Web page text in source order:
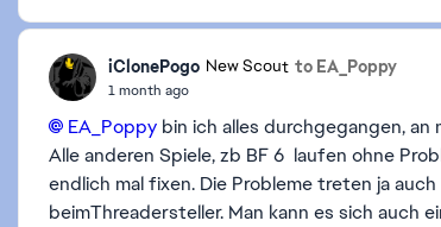
iClonePogo New Scout to EA_Poppy
1 month ago
EA_Poppy​ bin ich alles durchgegangen,
Alle anderen Spiele, zb BF 6 laufen ohne
endlich mal fixen. Die Probleme treten ja
beimThreadersteller. Man kann es sich auch